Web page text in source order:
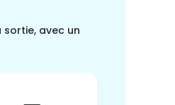
avec un